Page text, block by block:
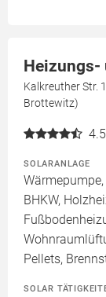
Heizungs-
Kalkreuther Str.
Brottewitz)
4.5
SOLARANLAGE
BHKW,
Pellets,
SOLAR